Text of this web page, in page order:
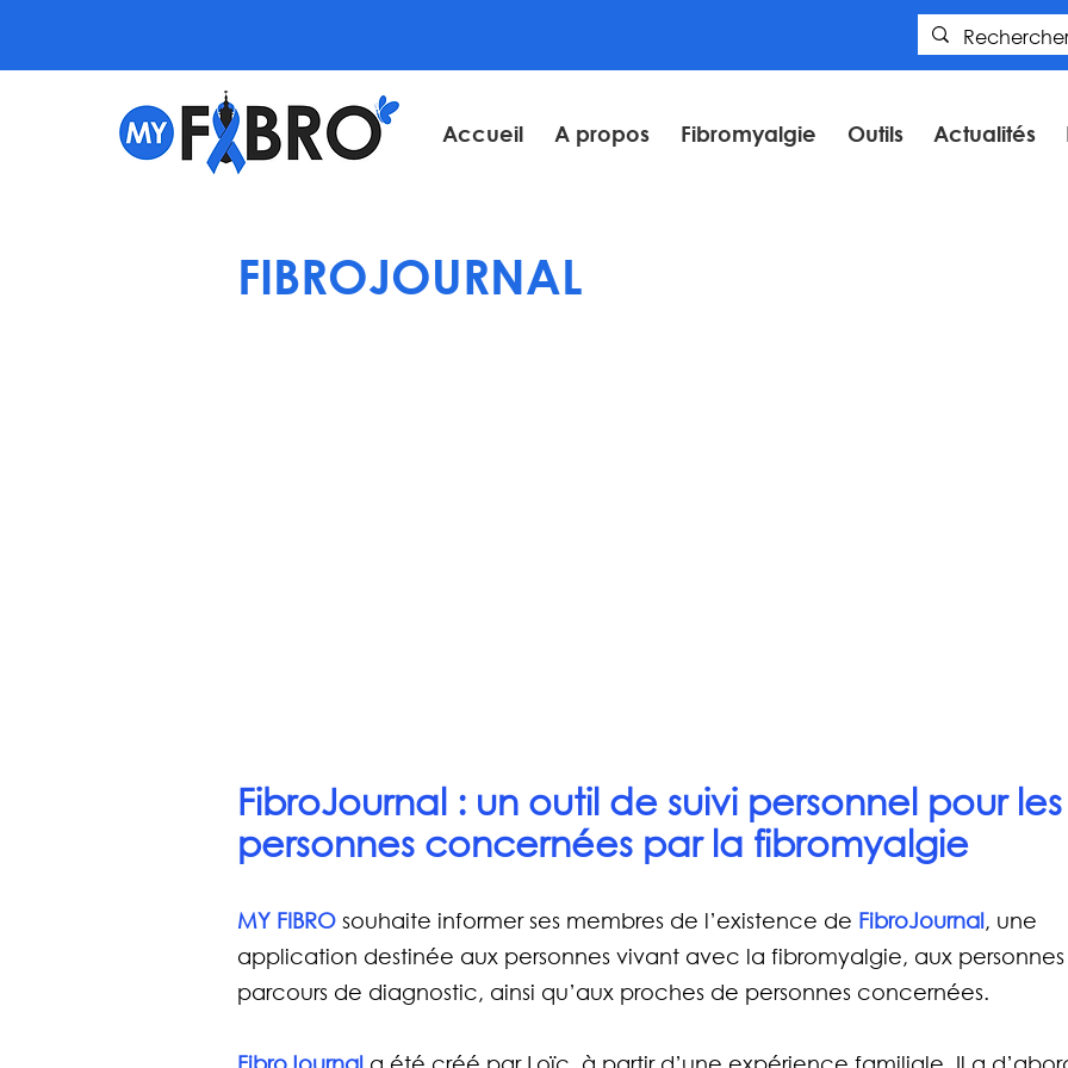
Accueil A propos Fibromyalgie Outils Actualités
FIBROJOURNAL
FibroJournal : un outil de suivi personnel pour les
personnes concernées par la fibromyalgie
MY FIBRO souhaite informer ses membres de l’existence de FibroJournal, une
application destinée aux personnes vivant avec la fibromyalgie, aux
parcours de diagnostic, ainsi qu’aux proches de personnes concernées.
FibroJournal a été créé par Loïc, à partir d’une expérience familiale. Il a